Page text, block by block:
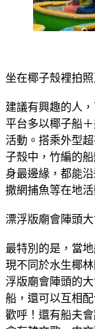
建議有興趣的人
平台多以椰子船
活動。搭乘外型
子殼中，竹編的
身最邊緣，都能
最特別的是，當
現不同於水生椰
浮版廟會陣頭的
船，還可以互相